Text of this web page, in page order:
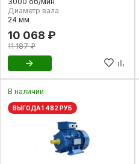
Диаметр вала
24 мм
10 068 ₽
11 187 ₽
В наличии
ВЫГОДА 1 482 РУБ